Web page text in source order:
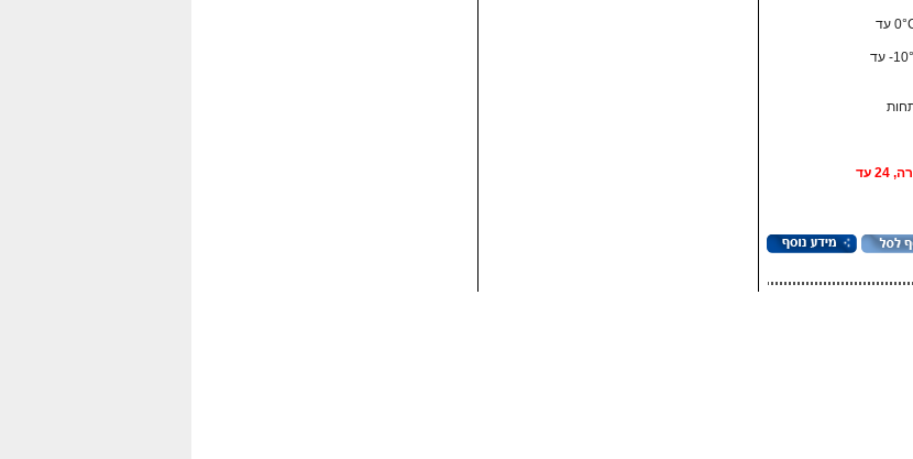
• טמפרטורת הפעלה: ‏0°C עד
• טמפרטורת אחסון:‏ 10°C- עד
אופציה: אספקה מהירה, 24 עד